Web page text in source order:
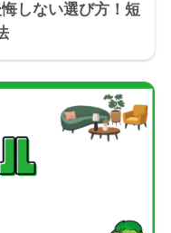
しない選び方！短